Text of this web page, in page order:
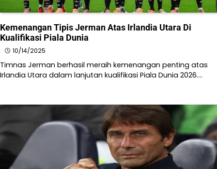
Kemenangan Tipis Jerman Atas Irlandia Utara Di
Kualifikasi Piala Dunia
10/14/2025
Timnas Jerman berhasil meraih kemenangan penting atas
Irlandia Utara dalam lanjutan kualifikasi Piala Dunia 2026.…